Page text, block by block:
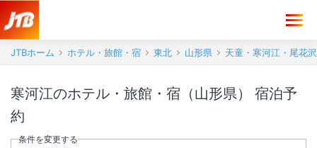
JTBホーム ホテル・旅館・宿 東北 山形県 天童・寒河江・尾花沢
寒河江のホテル・旅館・宿（山形県） 宿泊予
約
条件を変更する